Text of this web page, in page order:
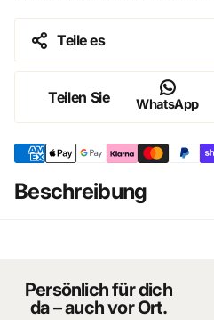
Teile es
Teilen Sie WhatsApp
Beschreibung
Persönlich für dich
da – auch vor Ort.